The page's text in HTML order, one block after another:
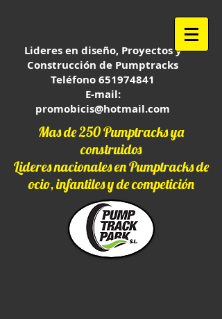
Lideres en diseño, Proyectos y
Construcción de Pumptracks
Teléfono651974841
E-mail:
promobicis@hotmail.com
Mas de 250 Pumptracks ya
construidos
Lideres nacionales en Pumptracks de
ocio, infantiles y de competición